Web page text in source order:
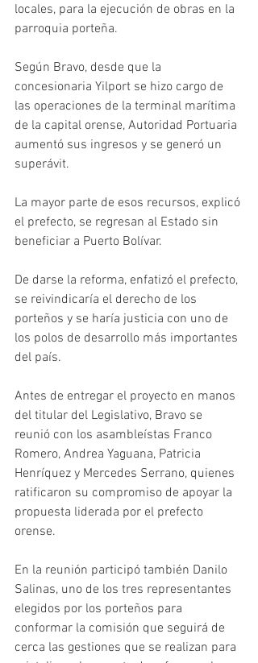
locales, para la ejecución de obras en la
parroquia porteña.
Según Bravo, desde que la
concesionaria Yilport se hizo cargo de
las operaciones de la terminal marítima
de la capital orense, Autoridad Portuaria
aumentó sus ingresos y se generó un
superávit.
La mayor parte de esos recursos, explicó
el prefecto, se regresan al Estado sin
beneficiar a Puerto Bolívar.
De darse la reforma, enfatizó el prefecto,
se reivindicaría el derecho de los
porteños y se haría justicia con uno de
los polos de desarrollo más importantes
del país.
Antes de entregar el proyecto en manos
del titular del Legislativo, Bravo se
reunió con los asambleístas Franco
Romero, Andrea Yaguana, Patricia
Henríquez y Mercedes Serrano, quienes
ratificaron su compromiso de apoyar la
propuesta liderada por el prefecto
orense.
En la reunión participó también Danilo
Salinas, uno de los tres representantes
elegidos por los porteños para
conformar la comisión que seguirá de
cerca las gestiones que se realizan para